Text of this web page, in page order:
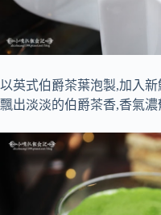
以英式伯爵茶葉泡製,加入
飄出淡淡的伯爵茶香,香氣